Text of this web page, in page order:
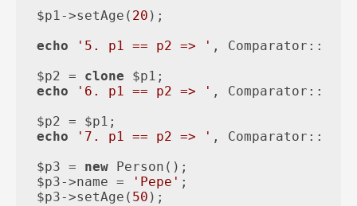
$p1->setAge( 20 );
echo
'5. p1 == p2 => ' ,
$p2 = clone
echo
'6. p1 == p2 => ' ,
echo
'7. p1 == p2 => ' ,
$p3 = new Person();
$p3->name =
'Pepe' ;
$p3->setAge( 50 );